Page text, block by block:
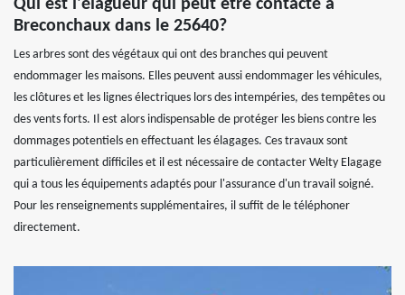
Qui est l'élagueur qui peut être contacté à
Breconchaux dans le 25640?
Les arbres sont des végétaux qui ont des branches qui peuvent
endommager les maisons. Elles peuvent aussi endommager les véhicules,
les clôtures et les lignes électriques lors des intempéries, des tempêtes ou
des vents forts. Il est alors indispensable de protéger les biens contre les
dommages potentiels en effectuant les élagages. Ces travaux sont
particulièrement difficiles et il est nécessaire de contacter Welty Elagage
qui a tous les équipements adaptés pour l'assurance d'un travail soigné.
Pour les renseignements supplémentaires, il suffit de le téléphoner
directement.